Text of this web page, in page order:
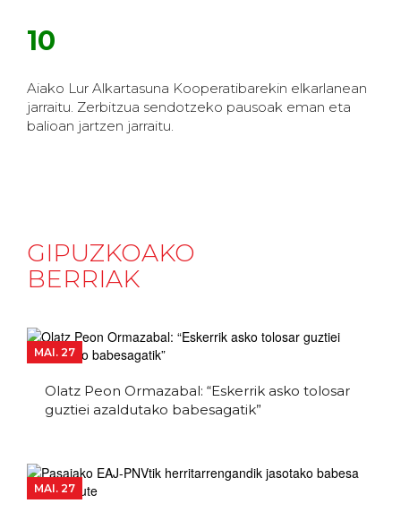
10
Aiako Lur Alkartasuna Kooperatibarekin elkarlanean
jarraitu. Zerbitzua sendotzeko pausoak eman eta
balioan jartzen jarraitu.
GIPUZKOAKO
BERRIAK
MAI. 27
Olatz Peon Ormazabal: “Eskerrik asko tolosar
guztiei azaldutako babesagatik”
MAI. 27